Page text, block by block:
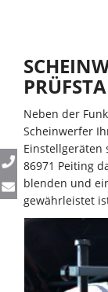
Neben der
Scheinwerfer
Einstellgeräten
86971 Peiting
blenden und
gewährleistet